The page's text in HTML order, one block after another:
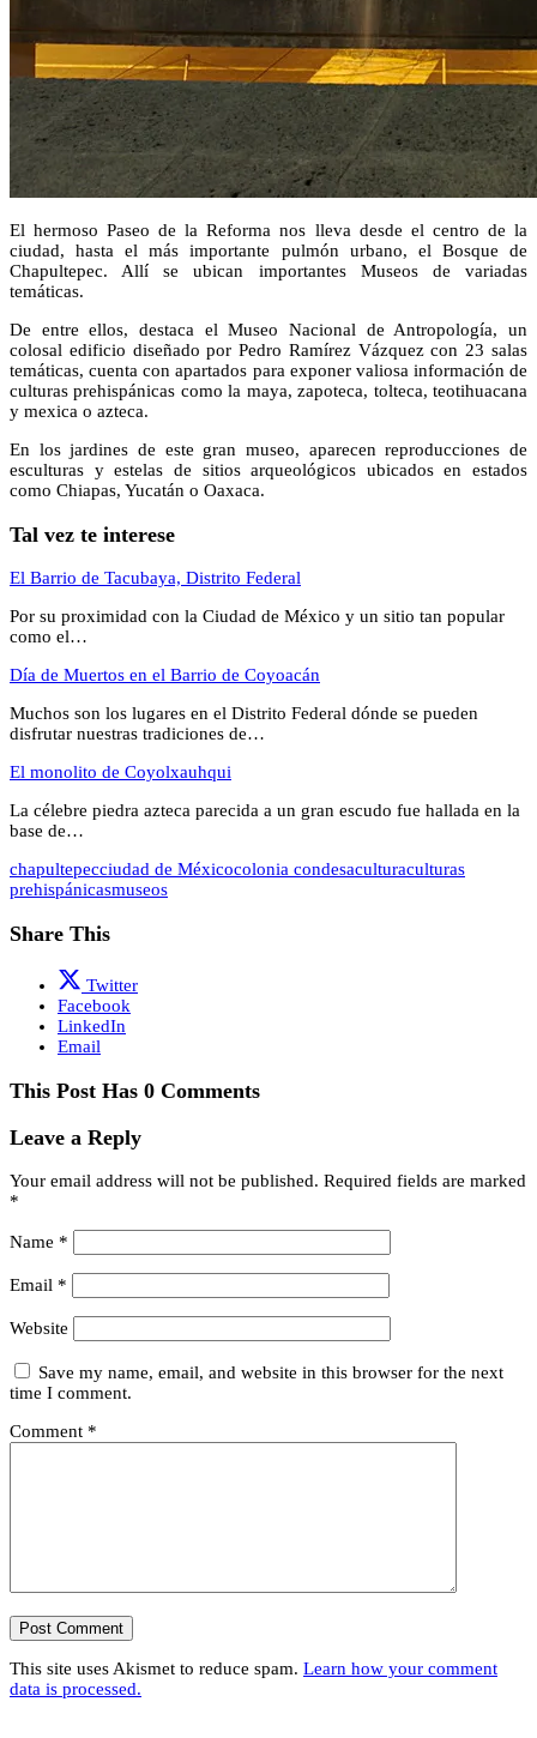
El hermoso Paseo de la Reforma nos lleva desde el centro de la
ciudad, hasta el más importante pulmón urbano, el Bosque de
Chapultepec. Allí se ubican importantes Museos de variadas
temáticas.
De entre ellos, destaca el Museo Nacional de Antropología, un
colosal edificio diseñado por Pedro Ramírez Vázquez con 23 salas
temáticas, cuenta con apartados para exponer valiosa información de
culturas prehispánicas como la maya, zapoteca, tolteca, teotihuacana
y mexica o azteca.
En los jardines de este gran museo, aparecen reproducciones de
esculturas y estelas de sitios arqueológicos ubicados en estados
como Chiapas, Yucatán o Oaxaca.
Tal vez te interese
El Barrio de Tacubaya, Distrito Federal
Por su proximidad con la Ciudad de México y un sitio tan popular
como el…
Día de Muertos en el Barrio de Coyoacán
Muchos son los lugares en el Distrito Federal dónde se pueden
disfrutar nuestras tradiciones de…
El monolito de Coyolxauhqui
La célebre piedra azteca parecida a un gran escudo fue hallada en la
base de…
chapultepecciudad de Méxicocolonia condesaculturaculturas
prehispánicasmuseos
Share This
Twitter
Facebook
LinkedIn
Email
This Post Has 0 Comments
Leave a Reply
Your email address will not be published. Required fields are marked
*
Name *
Email *
Website
Save my name, email, and website in this browser for the next
time I comment.
Comment *
This site uses Akismet to reduce spam. Learn how your comment
data is processed.